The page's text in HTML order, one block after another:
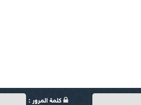
كلمة المرور :